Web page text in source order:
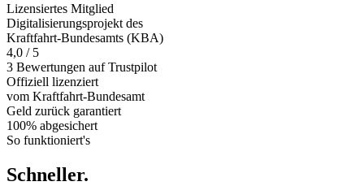
Lizensiertes Mitglied
Digitalisierungsprojekt des
Kraftfahrt-Bundesamts (KBA)
4,0 / 5
3 Bewertungen auf Trustpilot
Offiziell lizenziert
vom Kraftfahrt-Bundesamt
Geld zurück garantiert
100% abgesichert
So funktioniert's
Schneller.